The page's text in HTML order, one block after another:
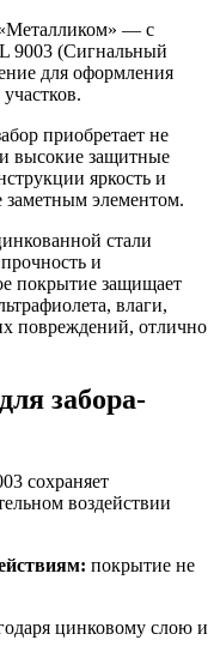
— с
9003 (Сигнальный
для оформления
приобретает не
высокие защитные
яркость и
заметным элементом.
стали
и
покрытие защищает
влаги,
повреждений, отлично
забора-
сохраняет
воздействии
покрытие не
цинковому слою и